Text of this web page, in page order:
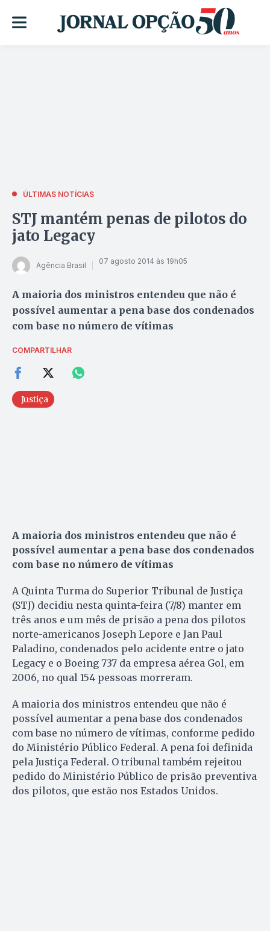
ÚLTIMAS NOTÍCIAS
STJ mantém penas de pilotos do
jato Legacy
Agência Brasil 07 agosto 2014 às 19h05
A maioria dos ministros entendeu que não é
possível aumentar a pena base dos condenados
com base no número de vítimas
COMPARTILHAR
Justiça
A maioria dos ministros entendeu que não é
possível aumentar a pena base dos condenados
com base no número de vítimas
A Quinta Turma do Superior Tribunal de Justiça
(STJ) decidiu nesta quinta-feira (7/8) manter em
três anos e um mês de prisão a pena dos pilotos
norte-americanos Joseph Lepore e Jan Paul
Paladino, condenados pelo acidente entre o jato
Legacy e o Boeing 737 da empresa aérea Gol, em
2006, no qual 154 pessoas morreram.
A maioria dos ministros entendeu que não é
possível aumentar a pena base dos condenados
com base no número de vítimas, conforme pedido
do Ministério Público Federal. A pena foi definida
pela Justiça Federal. O tribunal também rejeitou
pedido do Ministério Público de prisão preventiva
dos pilotos, que estão nos Estados Unidos.